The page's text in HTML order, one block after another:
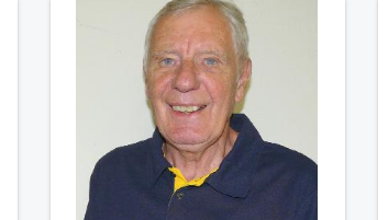
responsable, gentil,
compréhensif et respectueux.